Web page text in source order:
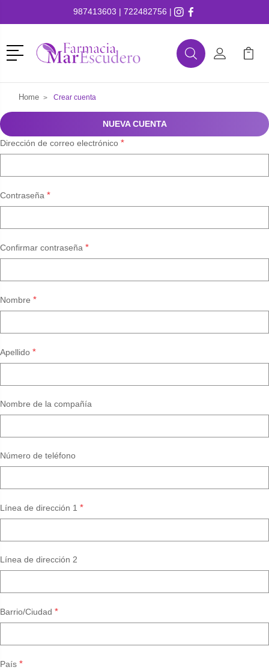
987413603 | 722482756 |
Menú
BuscarMi Cuenta
Mi
Home Crear cuenta
NUEVA CUENTA
Dirección de correo electrónico *
Contraseña *
Confirmar contraseña *
Nombre *
Apellido *
Nombre de la compañía
Número de teléfono
Línea de dirección 1 *
Línea de dirección 2
Barrio/Ciudad *
País *